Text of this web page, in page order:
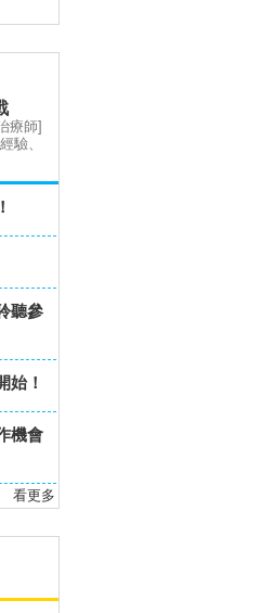
療師]
驗、
聽參
始！
機會
看更多